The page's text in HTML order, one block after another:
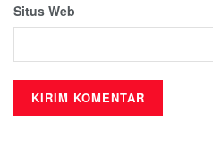
Situs Web